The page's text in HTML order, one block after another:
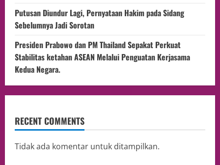
Putusan Diundur Lagi, Pernyataan Hakim pada Sidang
Sebelumnya Jadi Sorotan
Presiden Prabowo dan PM Thailand Sepakat Perkuat
Stabilitas ketahan ASEAN Melalui Penguatan Kerjasama
Kedua Negara.
RECENT COMMENTS
Tidak ada komentar untuk ditampilkan.